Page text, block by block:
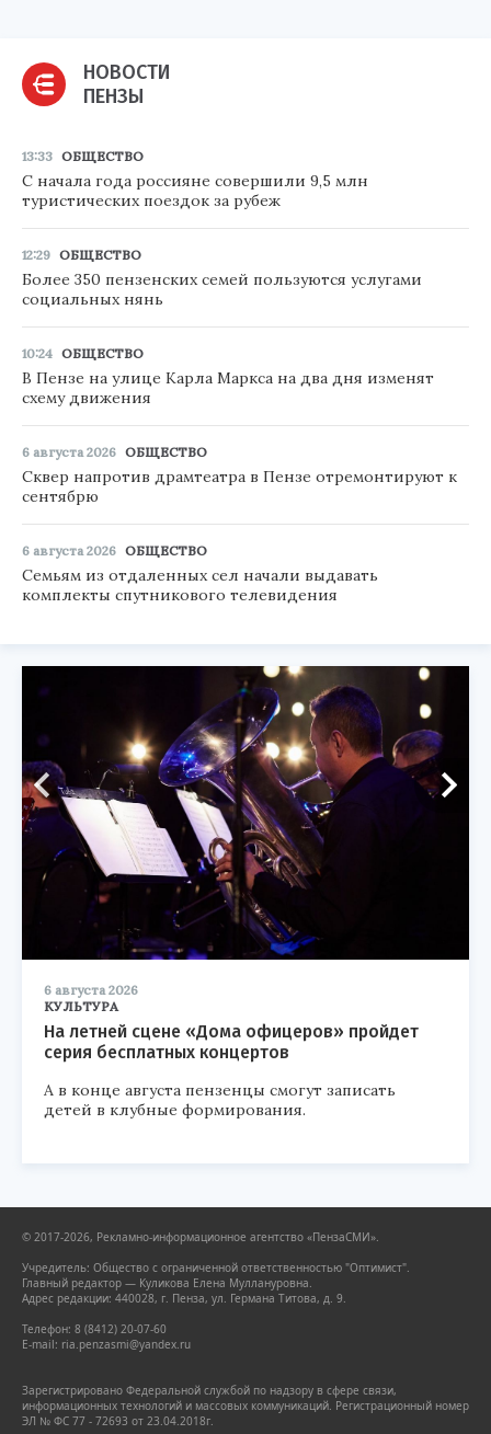
НОВОСТИ
ПЕНЗЫ
13:33 ОБЩЕСТВО
С начала года россияне совершили 9,5 млн
туристических поездок за рубеж
12:29 ОБЩЕСТВО
Более 350 пензенских семей пользуются услугами
социальных нянь
10:24 ОБЩЕСТВО
В Пензе на улице Карла Маркса на два дня изменят
схему движения
6 августа 2026 ОБЩЕСТВО
Сквер напротив драмтеатра в Пензе отремонтируют к
сентябрю
6 августа 2026 ОБЩЕСТВО
Семьям из отдаленных сел начали выдавать
комплекты спутникового телевидения
6 августа 2026
КУЛЬТУРА
На летней сцене «Дома офицеров» пройдет
серия бесплатных концертов
А в конце августа пензенцы смогут записать
детей в клубные формирования.
© 2017-2026, Рекламно-информационное агентство «ПензаСМИ».
Учредитель: Общество с ограниченной ответственностью "Оптимист".
Главный редактор — Куликова Елена Муллануровна.
Адрес редакции: 440028, г. Пенза, ул. Германа Титова, д. 9.
Телефон: 8 (8412) 20-07-60
E-mail: ria.penzasmi@yandex.ru
Зарегистрировано Федеральной службой по надзору в сфере связи,
информационных технологий и массовых коммуникаций. Регистрационный номер
ЭЛ № ФС 77 - 72693 от 23.04.2018г.